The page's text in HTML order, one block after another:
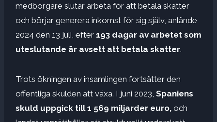
medborgare slutar arbeta för att betala skatter
och börjar generera inkomst för sig själv, anlände
2024 den 13 juli, efter 193 dagar av arbetet som
uteslutande är avsett att betala skatter.
Trots ökningen av insamlingen fortsätter den
offentliga skulden att växa. I juni 2023, Spaniens
skuld uppgick till 1 569 miljarder euro, och